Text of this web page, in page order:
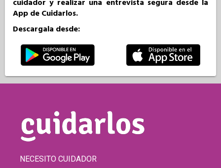
cuidador y realizar una entrevista segura desde la
App de Cuidarlos.
Descargala desde:
NECESITO CUIDADOR